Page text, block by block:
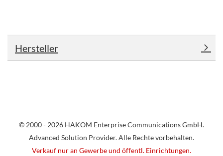
Hersteller
© 2000 - 2026 HAKOM Enterprise Communications GmbH.
Advanced Solution Provider. Alle Rechte vorbehalten.
Verkauf nur an Gewerbe und öffentl. Einrichtungen.